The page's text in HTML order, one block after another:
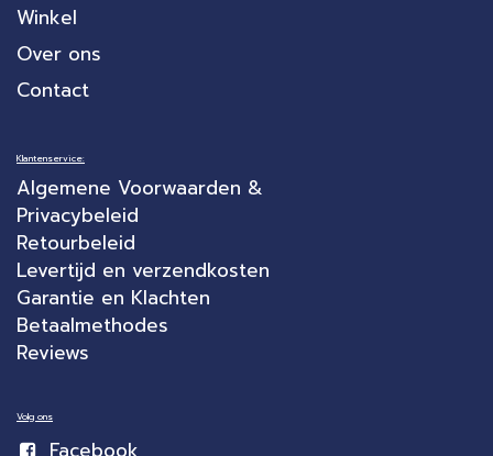
Winkel
Over ons
Contact
Klantenservice:
Algemene Voorwaarden &
Privacybeleid
Retourbeleid
Levertijd en verzendkosten
Garantie en Klachten
Betaalmethodes
Reviews
Volg ons
Facebook